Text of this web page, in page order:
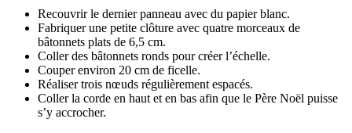
Recouvrir le dernier panneau avec du papier blanc.
Fabriquer une petite clôture avec quatre morceaux de
bâtonnets plats de 6,5 cm.
Coller des bâtonnets ronds pour créer l’échelle.
Couper environ 20 cm de ficelle.
Réaliser trois nœuds régulièrement espacés.
Coller la corde en haut et en bas afin que le Père Noël puisse
s’y accrocher.